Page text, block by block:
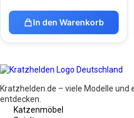
In den Warenkorb
Kratzhelden.de – viele Modelle und
entdecken.
Katzenmöbel